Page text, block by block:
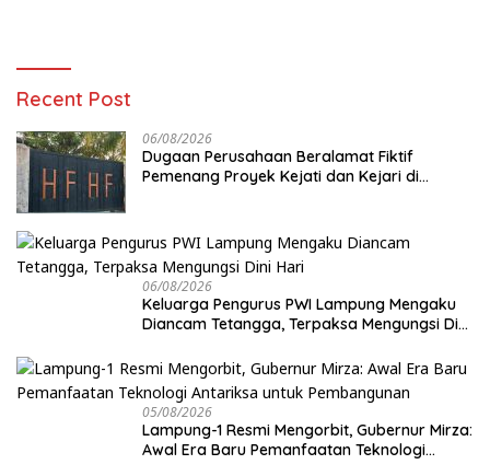
Recent Post
06/08/2026
Dugaan Perusahaan Beralamat Fiktif
Pemenang Proyek Kejati dan Kejari di
Disorot
06/08/2026
Keluarga Pengurus PWI Lampung Mengaku
Diancam Tetangga, Terpaksa Mengungsi Dini
05/08/2026
Lampung-1 Resmi Mengorbit, Gubernur Mirza:
Awal Era Baru Pemanfaatan Teknologi